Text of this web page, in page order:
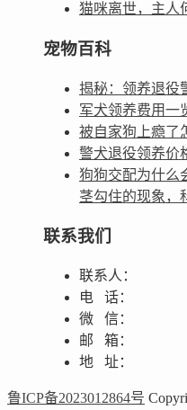
猫咪离世，主人
宠物百科
揭秘：领养退役
军犬领养费用一
被自家狗上瘾了
警犬退役领养价
狗狗交配为什么
茎勾住的现象，
联系我们
联系人：
电 话：
微 信：
邮 箱：
地 址：
鲁ICP备2023012864号